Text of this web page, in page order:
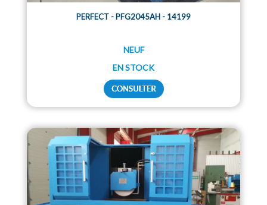
PERFECT - PFG2045AH - 14199
NEUF
EN STOCK